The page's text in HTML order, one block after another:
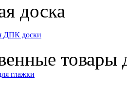
доска
ДПК доски
товары
глажки